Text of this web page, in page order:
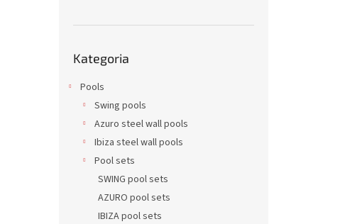
kategorie
Kategoria
Pools
Swing pools
Azuro steel wall pools
Ibiza steel wall pools
Pool sets
SWING pool sets
AZURO pool sets
IBIZA pool sets